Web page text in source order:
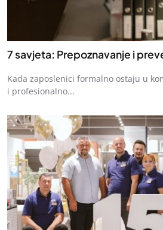
7 savjeta: Prepoznavanje i
Kada zaposlenici formalno ostaju u
i profesionalno...